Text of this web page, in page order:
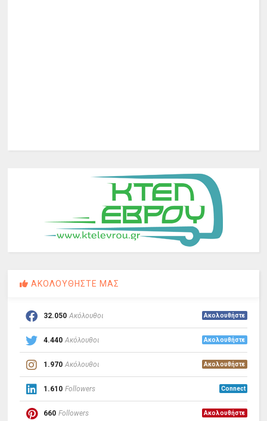
ΑΚΟΛΟΥΘΗΣΤΕ ΜΑΣ
32.050 Ακόλουθοι Ακολουθήστε
4.440 Ακόλουθοι Ακολουθήστε
1.970 Ακόλουθοι Ακολουθήστε
1.610 Followers Connect
660 Followers Ακολουθήστε